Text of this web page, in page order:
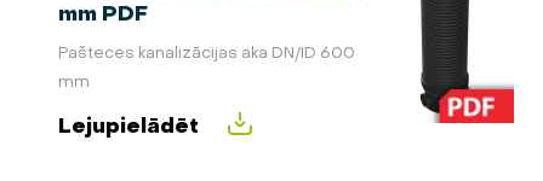
mm PDF
Pašteces kanalizācijas aka DN/ID 600
mm
Lejupielādēt